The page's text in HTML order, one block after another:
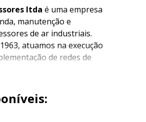
ltda é uma empresa
manutenção e
de ar industriais.
atuamos na execução
de redes de
missão é garantir a
desde o primeiro
pós-
com